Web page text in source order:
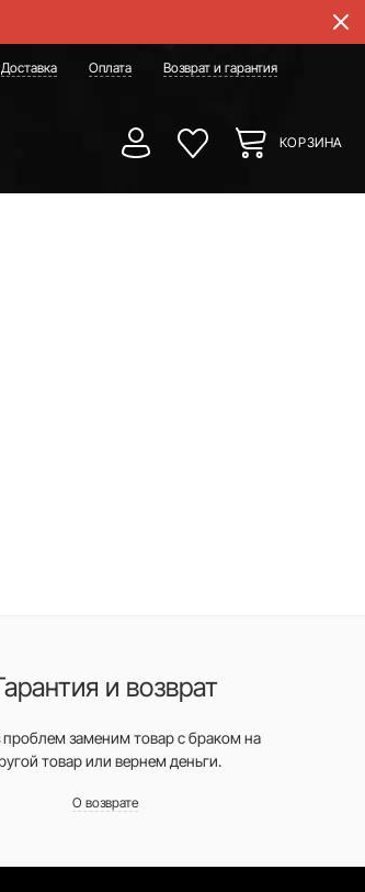
Доставка Оплата Возврат и гарантия
КОРЗИНА
и возврат
заменим товар с браком на
товар или вернем деньги.
О возврате